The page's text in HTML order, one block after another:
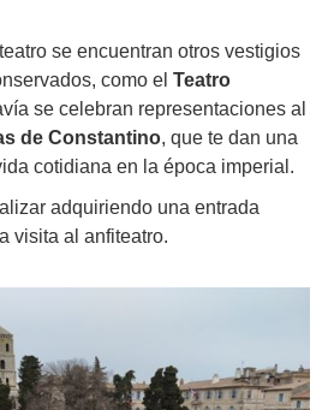
se encuentran otros vestigios
como el Teatro
se celebran representaciones al
de Constantino, que te dan una
cotidiana en la época imperial.
adquiriendo una entrada
visita al anfiteatro.